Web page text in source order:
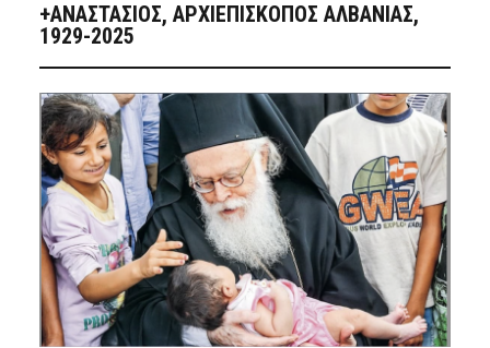
+ΑΝΑΣΤΆΣΙΟΣ, ΑΡΧΙΕΠΊΣΚΟΠΟΣ ΑΛΒΑΝΊΑΣ,
1929-2025